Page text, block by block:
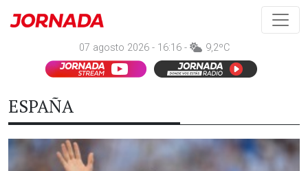
07 agosto 2026 - 16:16 - 9,2ºC
ESPAÑA